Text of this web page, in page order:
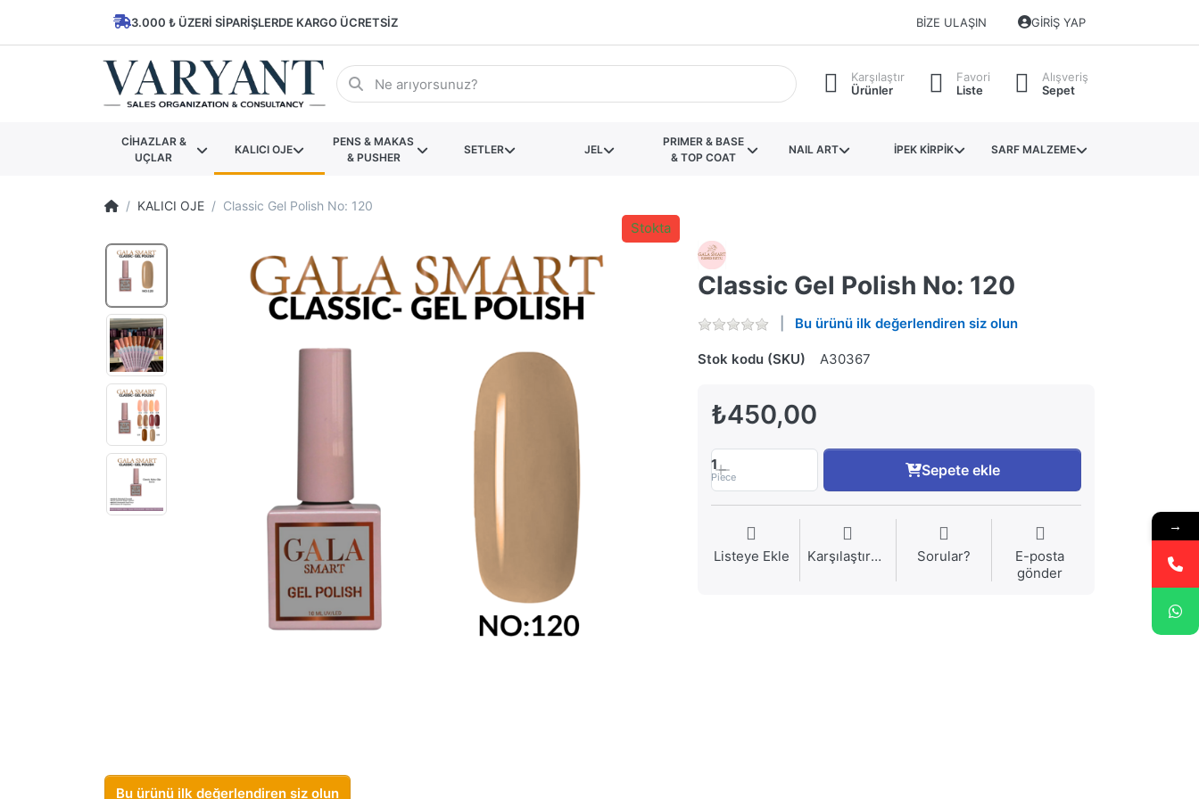
3.000 ₺ ÜZERI SIPARIŞLERDE KARGO ÜCRETSIZ BIZE ULAŞIN GIRIŞ YAP
Karşılaştır
Ürünler
Favori
Liste
Alışveriş
Sepet
CİHAZLAR &
UÇLAR
KALICI OJE
PENS & MAKAS
& PUSHER
SETLER JEL
PRIMER & BASE
& TOP COAT
NAIL ART İPEK KİRPİK SARF MALZEME
KALICI OJE Classic Gel Polish No: 120
Classic Gel Polish No: 120
Bu ürünü ilk değerlendiren siz olun
Stok kodu (SKU) A30367
₺450,00
Stokta
1
Piece Sepete ekle
Listeye Ekle Karşılaştırma Sorular?
E-posta
gönder
Bu ürünü ilk değerlendiren siz olun
→